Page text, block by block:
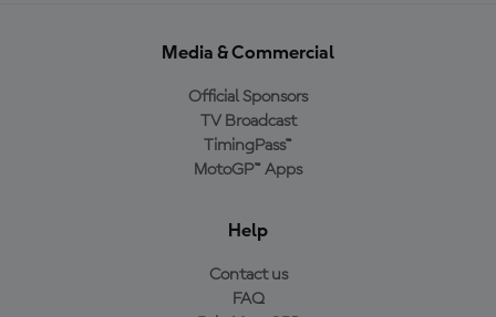
Media & Commercial
Official Sponsors
TV Broadcast
TimingPass™
MotoGP™ Apps
Help
Contact us
FAQ